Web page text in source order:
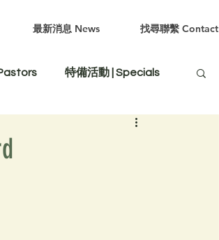
最新消息 News 找尋聯繫 Contact
特備活動 | Specials